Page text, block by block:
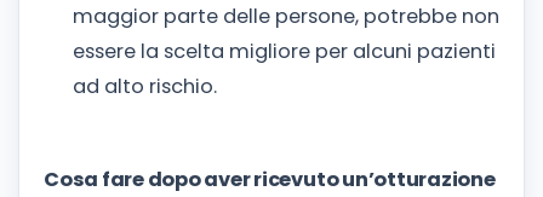
maggior parte delle persone, potrebbe non
essere la scelta migliore per alcuni pazienti
ad alto rischio.
Cosa fare dopo aver ricevuto un’otturazione